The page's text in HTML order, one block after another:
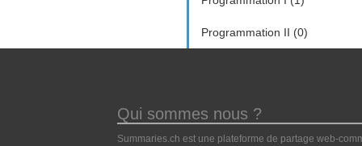
Programmation II (0)
Qui sommes nous ?
Summaries.ch est une plateforme de partage web-